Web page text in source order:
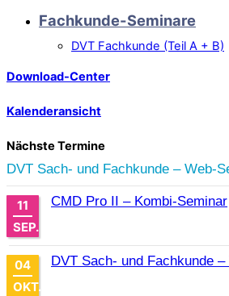
Fachkunde-Seminare
DVT Fachkunde (Teil A + B)
Download-Center
Kalenderansicht
Nächste Termine
DVT Sach- und Fachkunde – Web-
11
SEP.
CMD Pro II – Kombi-Seminar
04
OKT.
DVT Sach- und Fachkunde